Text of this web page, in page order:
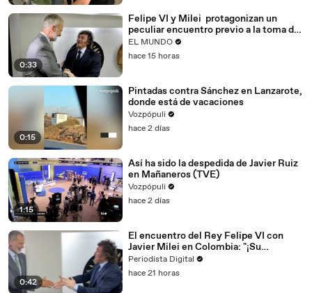
0:33
Felipe VI y Milei protagonizan un
peculiar encuentro previo a la toma de
posesión de De la Espriella
EL MUNDO
hace 15 horas
0:15
Pintadas contra Sánchez en Lanzarote,
donde está de vacaciones
Vozpópuli
hace 2 días
1:15
Así ha sido la despedida de Javier Ruiz
en Mañaneros (TVE)
Vozpópuli
hace 2 días
0:42
El encuentro del Rey Felipe VI con
Javier Milei en Colombia: "¡Su
Majestad, qué placer verlo!"
Periodista Digital
hace 21 horas